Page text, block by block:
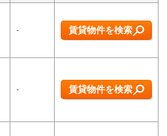
- 賃貸物件を検索
- 賃貸物件を検索